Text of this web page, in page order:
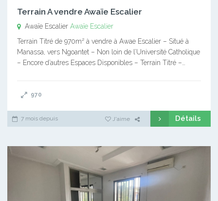
Terrain A vendre Awaïe Escalier
Awaïe Escalier Awaïe Escalier
Terrain Titré de 970m² à vendre à Awae Escalier – Situé à
Manassa, vers Ngoantet – Non loin de l’Université Catholique
– Encore d’autres Espaces Disponibles – Terrain Titré –…
970
7 mois depuis J'aime Détails